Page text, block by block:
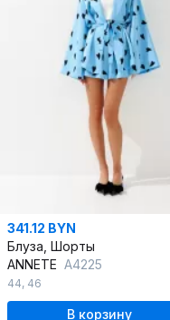
341.12 BYN
Блуза, Шорты
ANNETE A4225
44, 46
В корзину